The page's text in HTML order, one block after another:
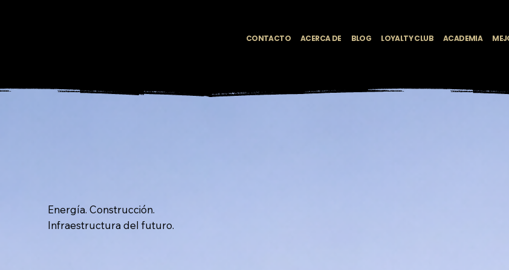
ACADEMIA
LOYALTY CLUB
BLOG
ACERCA DE
CONTACTO
Energía. Construcción.
Infraestructura del futuro.